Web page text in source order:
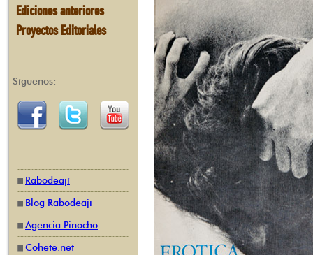
Ediciones anteriores
Proyectos Editoriales
Síguenos:
Rabodeají
Blog Rabodeají
Agencia Pinocho
Cohete.net